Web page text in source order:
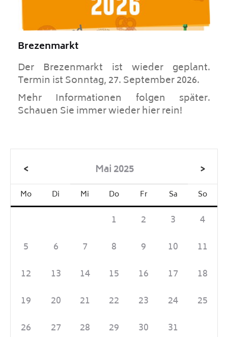
Brezenmarkt
Der Brezenmarkt ist wieder geplant.
Termin ist Sonntag, 27. September 2026.
Mehr Informationen folgen später.
Schauen Sie immer wieder hier rein!
< Mai 2025 >
Mo Di Mi Do Fr Sa So
1 2 3
4
5
6 7 8 9 10
11
12
13 14 15 16 17
18
19
20 21 22 23 24
25
26
27 28 29 30 31